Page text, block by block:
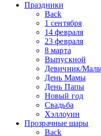
Праздники
Back
1 сентября
14 февраля
23 февраля
8 марта
Выпускной
Девичник/
День Мамы
День Папы
Новый год
Свадьба
Хэллоуин
Прозрачные шары
Back